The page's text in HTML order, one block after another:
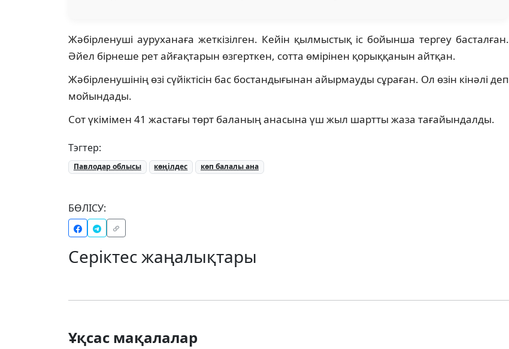
Жәбірленуші ауруханаға жеткізілген. Кейін қылмыстық іс бойынша тергеу басталған.
Әйел бірнеше рет айғақтарын өзгерткен, сотта өмірінен қорыққанын айтқан.
Жәбірленушінің өзі сүйіктісін бас бостандығынан айырмауды сұраған. Ол өзін кінәлі деп
мойындады.
Сот үкімімен 41 жастағы төрт баланың анасына үш жыл шартты жаза тағайындалды.
Тэгтер:
Павлодар облысы көңілдес көп балалы ана
БӨЛІСУ:
Серіктес жаңалықтары
Ұқсас мақалалар